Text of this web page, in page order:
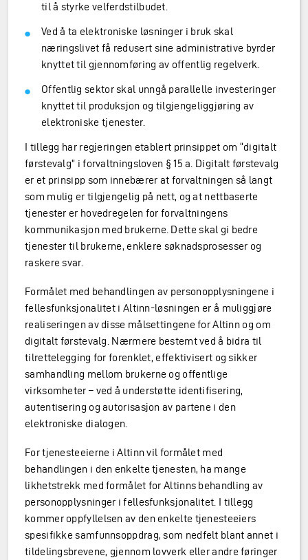
til å styrke velferdstilbudet.
Ved å ta elektroniske løsninger i bruk skal
næringslivet få redusert sine administrative byrder
knyttet til gjennomføring av offentlig regelverk.
Offentlig sektor skal unngå parallelle investeringer
knyttet til produksjon og tilgjengeliggjøring av
elektroniske tjenester.
I tillegg har regjeringen etablert prinsippet om “digitalt
førstevalg” i forvaltningsloven § 15 a. Digitalt førstevalg
er et prinsipp som innebærer at forvaltningen så langt
som mulig er tilgjengelig på nett, og at nettbaserte
tjenester er hovedregelen for forvaltningens
kommunikasjon med brukerne. Dette skal gi bedre
tjenester til brukerne, enklere søknadsprosesser og
raskere svar.
Formålet med behandlingen av personopplysningene i
fellesfunksjonalitet i Altinn-løsningen er å muliggjøre
realiseringen av disse målsettingene for Altinn og om
digitalt førstevalg. Nærmere bestemt ved å bidra til
tilrettelegging for forenklet, effektivisert og sikker
samhandling mellom brukerne og offentlige
virksomheter – ved å understøtte identifisering,
autentisering og autorisasjon av partene i den
elektroniske dialogen.
For tjenesteeierne i Altinn vil formålet med
behandlingen i den enkelte tjenesten, ha mange
likhetstrekk med formålet for Altinns behandling av
personopplysninger i fellesfunksjonalitet. I tillegg
kommer oppfyllelsen av den enkelte tjenesteeiers
spesifikke samfunnsoppdrag, som nedfelt blant annet i
tildelingsbrevene, gjennom lovverk eller andre føringer